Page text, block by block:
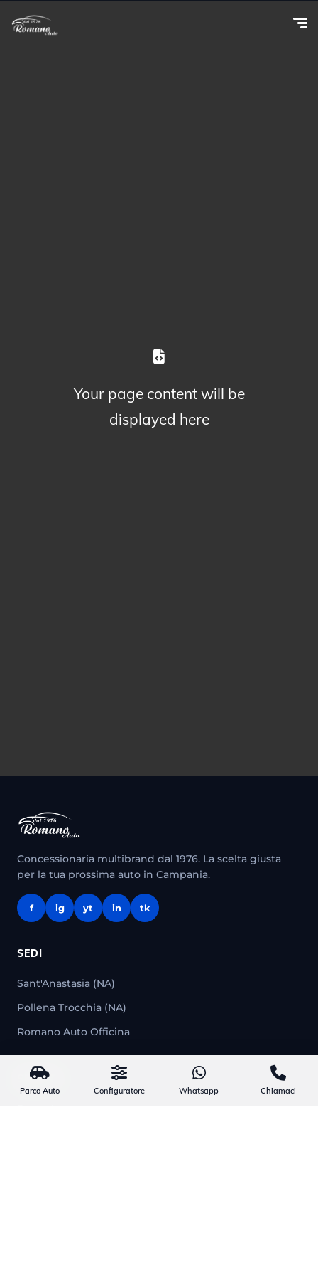
Your page content will be
displayed here
Concessionaria multibrand dal 1976. La scelta giusta
per la tua prossima auto in Campania.
f ig yt in tk
SEDI
Sant'Anastasia (NA)
Pollena Trocchia (NA)
Romano Auto Officina
SERVIZI
Parco Auto Configuratore Whatsapp Chiamaci